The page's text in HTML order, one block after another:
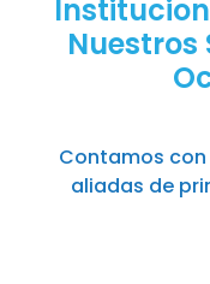
Nuestros
Contamos
aliadas de